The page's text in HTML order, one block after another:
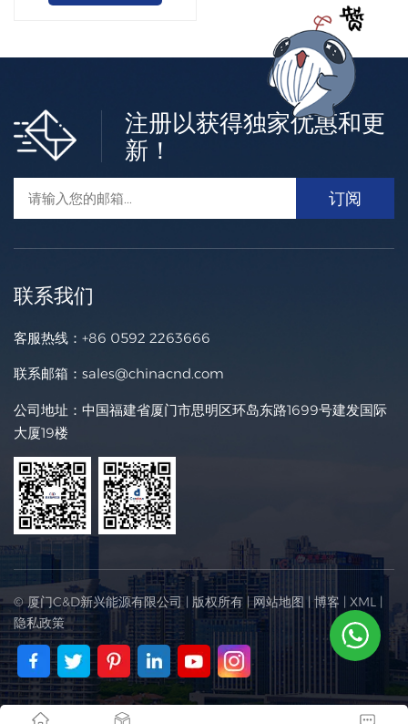
注册以获得独家优惠和更
新！
联系我们
客服热线： +86 0592 2263666
联系邮箱： sales@chinacnd.com
公司地址：中国福建省厦门市思明区环岛东路1699号建发国际
大厦19楼
© 厦门C&D新兴能源有限公司 | 版权所有 |网站地图 | 博客 | XML |
隐私政策